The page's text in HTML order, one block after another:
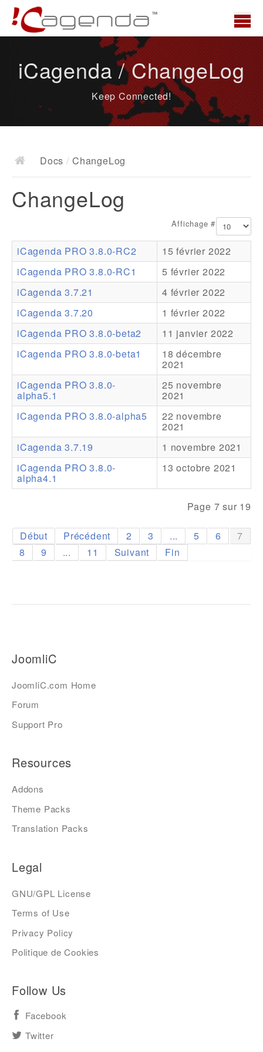
News
Docs
Documentation
Ressources
Addons
Theme Packs
Translation Packs
Support
Forum
Support Pro
iCagenda / ChangeLog
Keep Connected!
Docs / ChangeLog
ChangeLog
Affichage #
iCagenda PRO 3.8.0-RC2
15 février 2022
iCagenda PRO 3.8.0-RC1
5 février 2022
iCagenda 3.7.21
4 février 2022
iCagenda 3.7.20
1 février 2022
iCagenda PRO 3.8.0-beta2
11 janvier 2022
iCagenda PRO 3.8.0-beta1
18 décembre
2021
iCagenda PRO 3.8.0-
alpha5.1
25 novembre
2021
iCagenda PRO 3.8.0-alpha5
22 novembre
2021
iCagenda 3.7.19
1 novembre 2021
iCagenda PRO 3.8.0-
alpha4.1
13 octobre 2021
Page 7 sur 19
Début Précédent 2 3 ... 5 6
7
8
9 ... 11 Suivant Fin
JoomliC
JoomliC.com Home
Forum
Support Pro
Resources
Addons
Theme Packs
Translation Packs
Legal
GNU/GPL License
Terms of Use
Privacy Policy
Politique de Cookies
Follow Us
Facebook
Twitter